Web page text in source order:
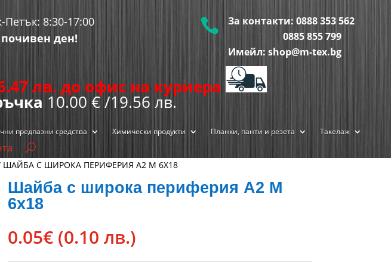
8:30-17:00
ден!
 За контакти:0888 353 562
0885 855799
Имейл: shop@m-tex.bg
лв. до офис на куриера
10.00 € /19.56 лв.
предпазни средства Химически продукти Планки, панти и резета Такелаж
ШАЙБА С ШИРОКА ПЕРИФЕРИЯ А2 М 6Х18
Шайба с широка периферия А2 М
6х18
0.05€ (0.10 лв.)